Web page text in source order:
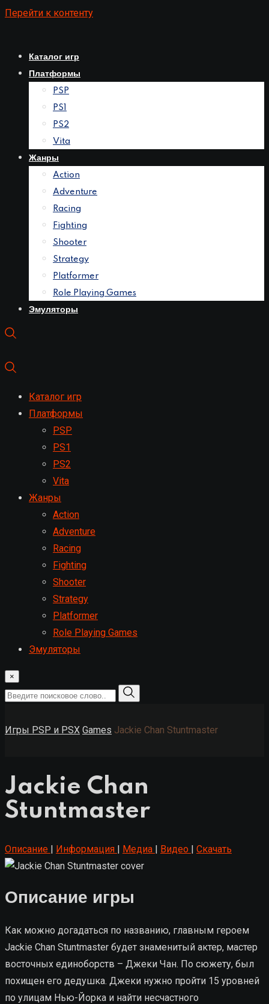
Перейти к контенту
Каталог игр
Платформы
PSP
PS1
PS2
Vita
Жанры
Action
Adventure
Racing
Fighting
Shooter
Strategy
Platformer
Role Playing Games
Эмуляторы
Каталог игр
Платформы
PSP
PS1
PS2
Vita
Жанры
Action
Adventure
Racing
Fighting
Shooter
Strategy
Platformer
Role Playing Games
Эмуляторы
×
Игры PSP и PSX Games Jackie Chan Stuntmaster
Jackie Chan
Stuntmaster
Описание | Информация | Медиа | Видео | Скачать
Описание игры
Как можно догадаться по названию, главным героем
Jackie Chan Stuntmaster будет знаменитый актер, мастер
восточных единоборств – Джеки Чан. По сюжету, был
похищен его дедушка. Джеки нужно пройти 15 уровней
по улицам Нью-Йорка и найти несчастного